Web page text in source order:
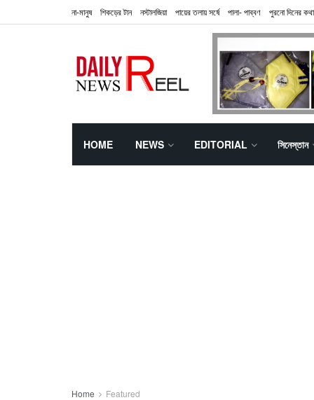
না-মানুষ শিকড়ের টান নস্টালজিয়া পায়ের তলায় সর্ষে পালা- পাব্বণ পুরনো দিনের কথা
HOME NEWS EDITORIAL সিনেস্তান
Home Featured